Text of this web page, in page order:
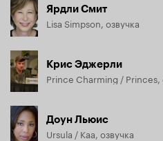
Ярдли Смит
Lisa Simpson, озвучка
Крис Эджерли
Доун Льюис
Ursula / Kaa, озвучка